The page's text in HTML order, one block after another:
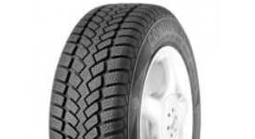
432 Dhs